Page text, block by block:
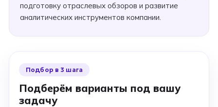
подготовку отраслевых обзоров и развитие
аналитических инструментов компании.
Подбор в 3 шага
Подберём варианты под вашу
задачу